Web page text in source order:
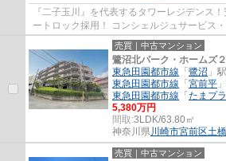
『二子玉川』を代表するタワーレジデンス
ートロック採用！ コンシェルジュサービス
す。お気軽にお問い合わせください。
売買｜中古マンション
鷺沼北パーク・ホームズ
東急田園都市線 「 鷺沼 」
東急田園都市線 「 宮前平
東急田園都市線 「 たまプ
5,380万円
間取:3LDK/63.80㎡
神奈川県川崎市宮前区土橋
売買｜中古マンション